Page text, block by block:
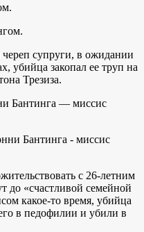
супруги, в ожидании
убийца закопал ее труп на
Трезиза.
Бантинга — миссис
с 26-летним
до «счастливой семейной
какое-то время, убийца
в педофилии и убили в